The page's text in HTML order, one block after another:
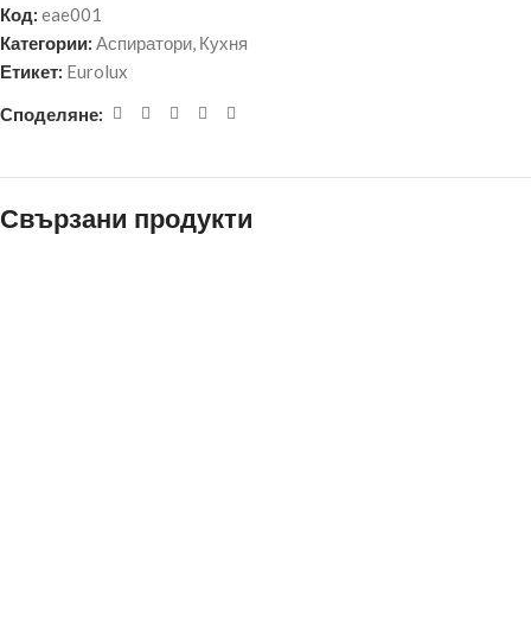
Код: eae001
Категории: Аспиратори, Кухня
Етикет: Eurolux
Споделяне:
Свързани продукти